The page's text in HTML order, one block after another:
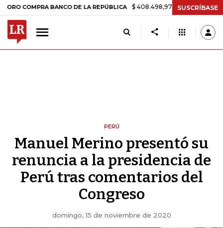
BANCO DE LA REPÚBLICA $ 408.498,97 +$ 8.753,81 +2,19%
SUSCRÍBASE
PERÚ
Manuel Merino presentó su
renuncia a la presidencia de
Perú tras comentarios del
Congreso
domingo, 15 de noviembre de 2020